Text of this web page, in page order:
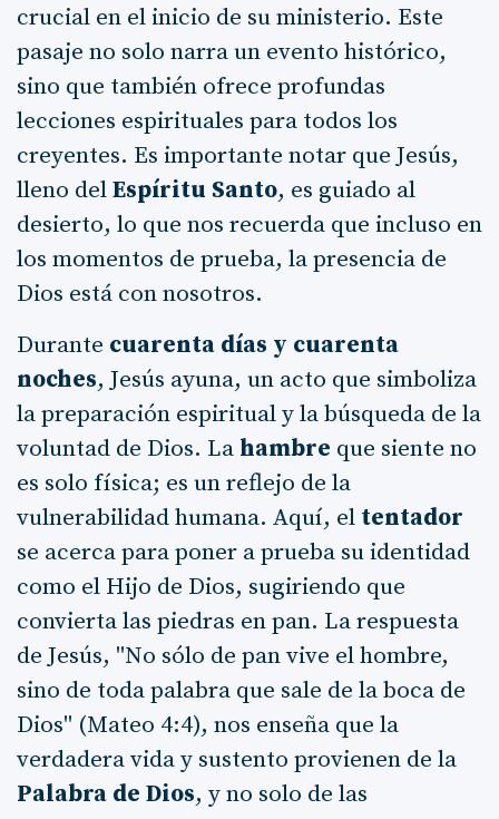
crucial en el inicio de su ministerio. Este
pasaje no solo narra un evento histórico,
sino que también ofrece profundas
lecciones espirituales para todos los
creyentes. Es importante notar que Jesús,
lleno delEspíritu Santo, es guiado al
desierto, lo que nos recuerda que incluso en
los momentos de prueba, la presencia de
Dios está con nosotros.
Durante cuarenta días y cuarenta
noches, Jesús ayuna, un acto que simboliza
la preparación espiritual y la búsqueda de la
voluntad de Dios. La hambre que siente no
es solo física; es un reflejo de la
vulnerabilidad humana. Aquí, el tentador
se acerca para poner a prueba su identidad
como el Hijo de Dios, sugiriendo que
convierta las piedras en pan. La respuesta
de Jesús, "No sólo de pan vive el hombre,
sino de toda palabra que sale de la boca de
Dios" (Mateo 4:4), nos enseña que la
verdadera vida y sustento provienen de la
Palabra de Dios, y no solo de las